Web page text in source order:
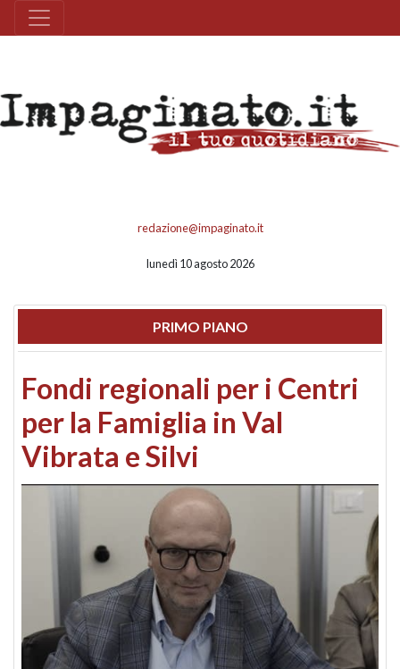
redazione@impaginato.it
lunedì 10 agosto 2026
PRIMO PIANO
Fondi regionali per i Centri
per la Famiglia in Val
Vibrata e Silvi